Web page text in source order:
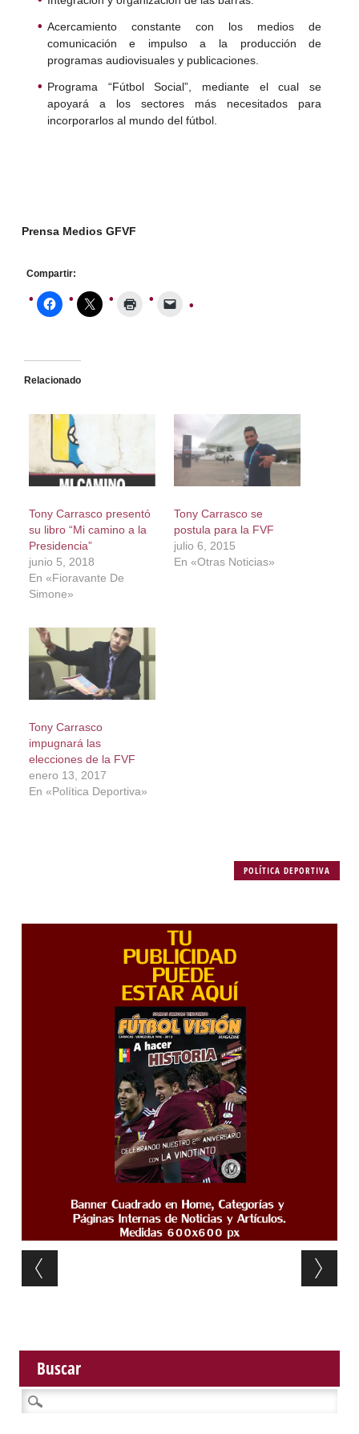
Acercamiento constante con los medios de
comunicación e impulso a la producción de
programas audiovisuales y publicaciones.
Programa “Fútbol Social”, mediante el cual se
apoyará a los sectores más necesitados para
incorporarlos al mundo del fútbol.
Prensa Medios GFVF
Compartir:
Relacionado
Tony Carrasco presentó
su libro “Mi camino a la
Presidencia”
junio 5, 2018
En «Fioravante De
Simone»
Tony Carrasco se
postula para la FVF
julio 6, 2015
En «Otras Noticias»
Tony Carrasco
impugnará las
elecciones de la FVF
enero 13, 2017
En «Política Deportiva»
POLÍTICA DEPORTIVA
Post navigation
Buscar
Buscar: